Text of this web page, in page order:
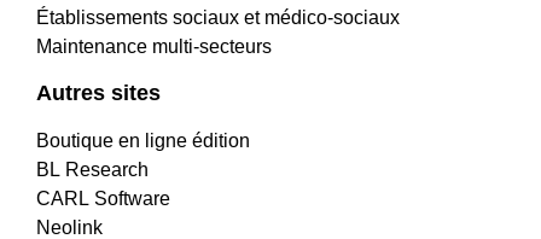
Établissements sociaux et médico-sociaux
Maintenance multi-secteurs
Autres sites
Boutique en ligne édition
BL Research
CARL Software
Neolink